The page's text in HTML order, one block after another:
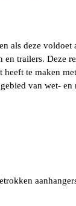
deze
trailers.
te maken
van wet- en